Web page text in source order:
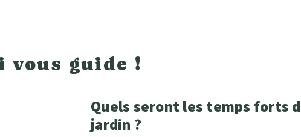
vous guide !
Quels seront les temps forts
jardin ?